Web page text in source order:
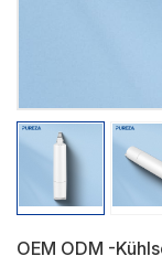
OEM ODM -